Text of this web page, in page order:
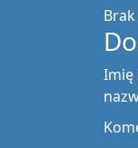
Imię